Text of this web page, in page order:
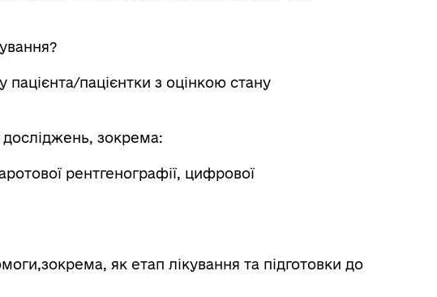
пацієнтки з оцінкою стану
зокрема:
рентгенографії, цифрової
як етап лікування та підготовки до